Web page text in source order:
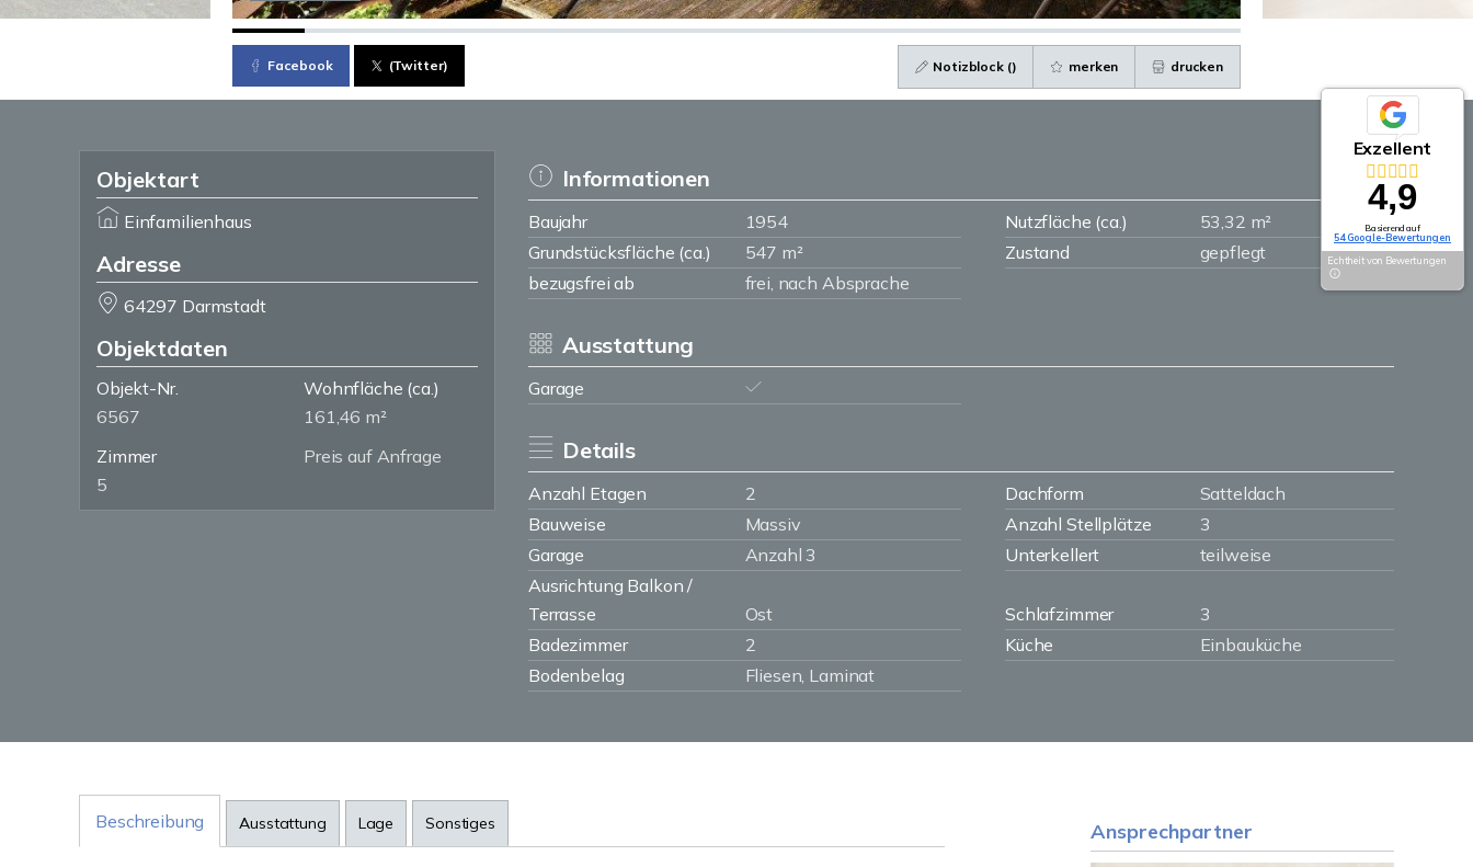
Facebook (Twitter) Notizblock () merken drucken
Objektart
Einfamilienhaus
Adresse
64297 Darmstadt
Objektdaten
Objekt-Nr.
6567
Wohnfläche (ca.)
161,46 m²
Zimmer
5
Preis auf Anfrage
Informationen
Baujahr 1954 Nutzfläche (ca.)
53,32 m²
Grundstücksfläche (ca.)
547 m² Zustand
gepflegt
bezugsfrei ab
frei, nach Absprache
Ausstattung
Garage
Details
Anzahl Etagen 2 Dachform
Satteldach
Bauweise
Massiv Anzahl Stellplätze
3
Garage
Anzahl 3 Unterkellert
teilweise
Ausrichtung Balkon /
Terrasse
Ost Schlafzimmer
3
Badezimmer
2 Küche
Einbauküche
Bodenbelag
Fliesen, Laminat
Beschreibung Ausstattung Lage Sonstiges Ansprechpartner
Exzellent
4,9
Basierend auf
54 Google-Bewertungen
Echtheit von Bewertungen